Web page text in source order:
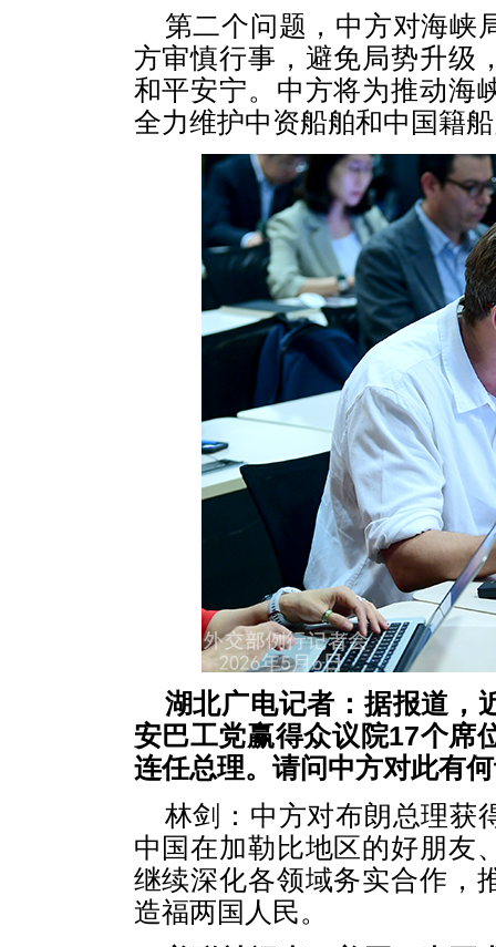
第二个问题，中方对海峡
方审慎行事，避免局势升级
和平安宁。中方将为推动海
全力维护中资船舶和中国籍
湖北广电记者：据报道，
安巴工党赢得众议院17个席
连任总理。请问中方对此有
林剑：中方对布朗总理获
中国在加勒比地区的好朋友
继续深化各领域务实合作，
造福两国人民。